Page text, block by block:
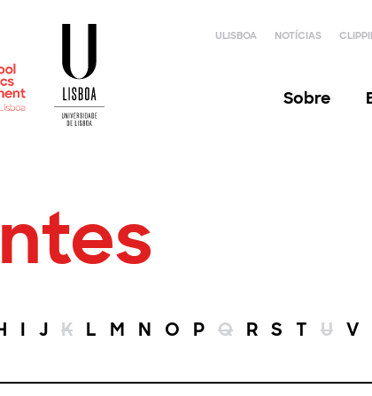
ULISBOA NOTÍCIAS
Sobre
I J K L M N O P Q R S T U V